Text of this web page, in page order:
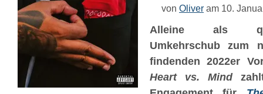
von Oliver am 10.
Alleine als
Umkehrschub zum
findenden 2022er
Heart vs. Mind